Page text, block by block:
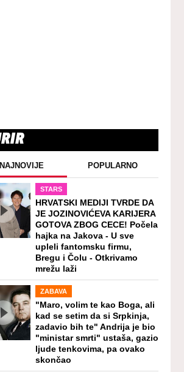
NAJNOVIJE POPULARNO
STARS
HRVATSKI MEDIJI TVRDE DA
JE JOZINOVIĆEVA KARIJERA
GOTOVA ZBOG CECE! Počela
hajka na Jakova - U sve
upleli fantomsku firmu,
Bregu i Čolu - Otkrivamo
mrežu laži
ZABAVA
"Maro, volim te kao Boga, ali
kad se setim da si Srpkinja,
zadavio bih te" Andrija je bio
"ministar smrti" ustaša, gazio
ljude tenkovima, pa ovako
skončao